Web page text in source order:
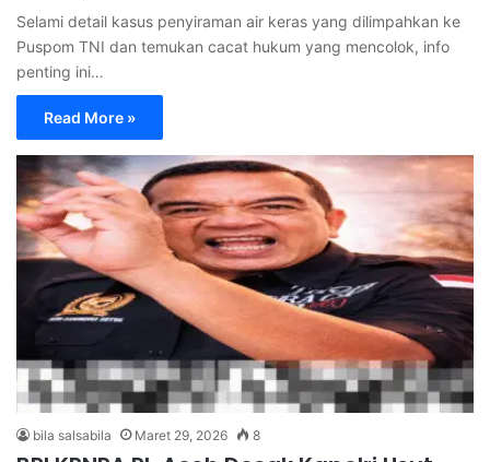
Selami detail kasus penyiraman air keras yang dilimpahkan ke
Puspom TNI dan temukan cacat hukum yang mencolok, info
penting ini…
Read More »
bila salsabila Maret 29, 2026 8